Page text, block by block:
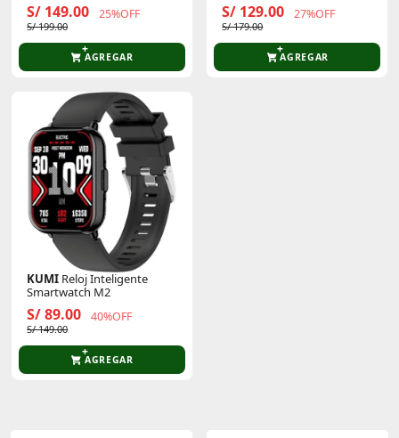
S/ 149.00 25%OFF
S/ 199.00
AGREGAR
S/ 129.00 27%OFF
S/ 179.00
AGREGAR
KUMI Reloj Inteligente
Smartwatch M2
S/ 89.00 40%OFF
S/ 149.00
AGREGAR